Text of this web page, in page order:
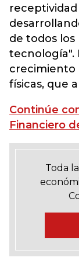
de todos
tecnología".
crecimiento
físicas, que
Continúe
Financiero
Toda